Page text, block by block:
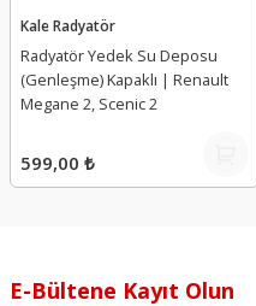
Kale Radyatör
Radyatör Yedek Su Deposu
(Genleşme) Kapaklı | Renault
Megane 2, Scenic 2
599,00 ₺
E-Bültene Kayıt Olun